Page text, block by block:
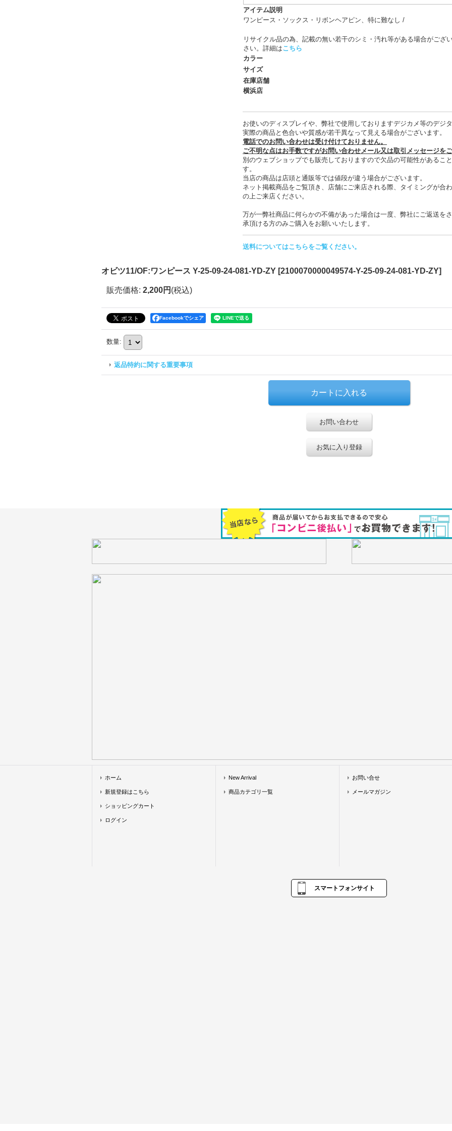
アイテム説明
ワンピース・ソックス・リボンヘアピン、特に難なし /
リサイクル品の為、記載の無い若干のシミ・汚れ等がある場合がござ
さい。詳細はこちら
カラー
サイズ
在庫店舗
横浜店
お使いのディスプレイや、弊社で使用しておりますデジカメ等のデジ
実際の商品と色合いや質感が若干異なって見える場合がございます。
電話でのお問い合わせは受け付けておりません。
ご不明な点はお手数ですがお問い合わせメール又は取引メッセージをご
別のウェブショップでも販売しておりますので欠品の可能性があるこ
す。
当店の商品は店頭と通販等では値段が違う場合がございます。
ネット掲載商品をご覧頂き、店舗にご来店される際、タイミングが合
の上ご来店ください。
万が一弊社商品に何らかの不備があった場合は一度、弊社にご返送を
承頂ける方のみご購入をお願いいたします。
送料についてはこちらをご覧ください。
オビツ11/OF:ワンピース Y-25-09-24-081-YD-ZY [2100070000049574-Y-25-09-24-081-YD-ZY]
販売価格: 2,200円 (税込)
Facebookでシェア
数量:
返品特約に関する重要事項
お問い合わせ
お気に入り登録
ホーム
新規登録はこちら
ショッピングカート
ログイン
New Arrival
商品カテゴリ一覧
お問い合せ
メールマガジン
スマートフォンサイト